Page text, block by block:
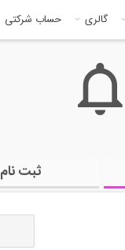
گالری حساب شرکتی
ثبت نام